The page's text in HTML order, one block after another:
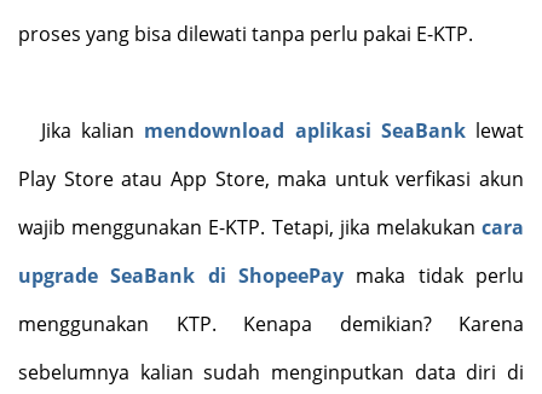
proses yang bisa dilewati tanpa perlu pakai E-KTP.
Jika kalian mendownload aplikasi SeaBanklewat
Play Store atau App Store, maka untuk verfikasi akun
wajib menggunakan E-KTP. Tetapi, jika melakukan cara
upgrade SeaBank di ShopeePay maka tidak perlu
menggunakan KTP. Kenapa demikian? Karena
sebelumnya kalian sudah menginputkan data diri di